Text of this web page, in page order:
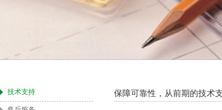
独立柴油发电站
油田钻井台
制造业
技术支持 保障可靠性，从前期的技术